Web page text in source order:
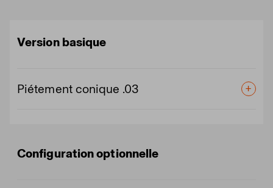
Version basique
Piétement conique .03
Configuration optionnelle